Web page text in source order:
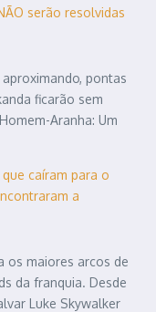
serão resolvidas
pontas
ficarão sem
Aranha: Um
caíram para o
a
os maiores arcos de
da franquia. Desde
Luke Skywalker